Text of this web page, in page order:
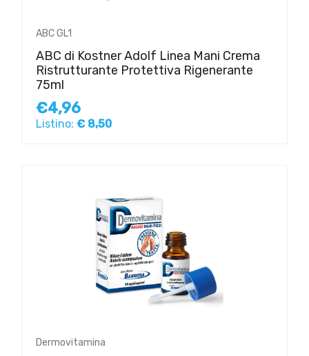
ABC GL1
ABC di Kostner Adolf Linea Mani Crema
Ristrutturante Protettiva Rigenerante
75ml
€4,96
Listino: € 8,50
Dermovitamina